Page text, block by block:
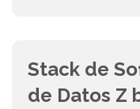
Stack de
de Datos Z